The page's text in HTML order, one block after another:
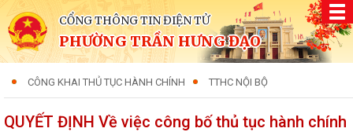
CỔNG THÔNG TIN ĐIỆN TỬ
PHƯỜNG TRẦN HƯNG ĐẠO
CÔNG KHAI THỦ TỤC HÀNH CHÍNH TTHC NỘI BỘ
QUYẾT ĐỊNH Về việc công bố thủ tục hành chính